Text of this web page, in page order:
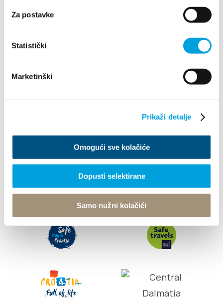
Za postavke
Statistički
Marketinški
Prikaži detalje
Omogući sve kolačiće
Dopusti selektirane
Samo nužni kolačići
Villa Nika, Kamberovo šetalište 30,
Cookie-Richtlinie Developed by:
Design by:Signed Design